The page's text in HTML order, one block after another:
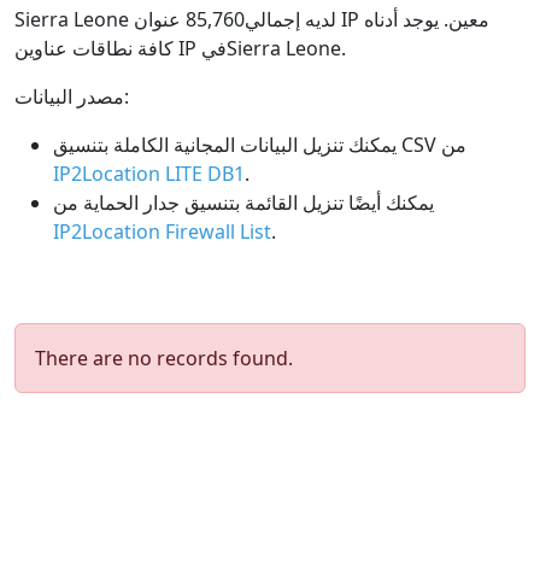
Sierra Leone لديه إجمالي85,760 عنوان IP معين. يوجد أدناه
كافة نطاقات عناوين IP فيSierra Leone.
مصدر البيانات:
يمكنك تنزيل البيانات المجانية الكاملة بتنسيق CSV من
IP2Location LITE DB1.
يمكنك أيضًا تنزيل القائمة بتنسيق جدار الحماية من
IP2Location Firewall List.
There are no records found.